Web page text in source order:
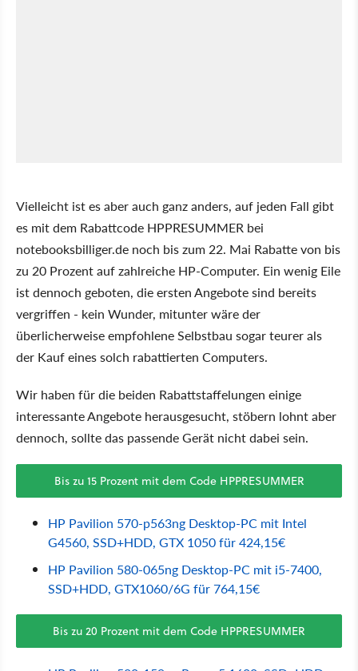
Vielleicht ist es aber auch ganz anders, auf jeden Fall gibt
es mit dem Rabattcode HPPRESUMMER bei
notebooksbilliger.de noch bis zum 22. Mai Rabatte von bis
zu 20 Prozent auf zahlreiche HP-Computer. Ein wenig Eile
ist dennoch geboten, die ersten Angebote sind bereits
vergriffen - kein Wunder, mitunter wäre der
überlicherweise empfohlene Selbstbau sogar teurer als
der Kauf eines solch rabattierten Computers.
Wir haben für die beiden Rabattstaffelungen einige
interessante Angebote herausgesucht, stöbern lohnt aber
dennoch, sollte das passende Gerät nicht dabei sein.
Bis zu 15 Prozent mit dem Code HPPRESUMMER
HP Pavilion 570-p563ng Desktop-PC mit Intel
G4560, SSD+HDD, GTX 1050 für 424,15€
HP Pavilion 580-065ng Desktop-PC mit i5-7400,
SSD+HDD, GTX1060/6G für 764,15€
Bis zu 20 Prozent mit dem Code HPPRESUMMER